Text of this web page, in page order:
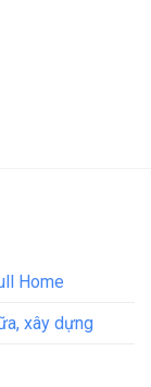
Home
xây dựng